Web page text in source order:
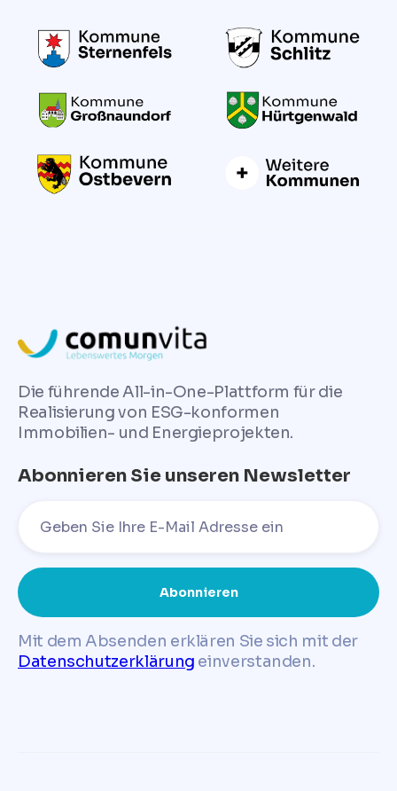
Die führende All-in-One-Plattform für die
Realisierung von ESG-konformen
Immobilien- und Energieprojekten.
Abonnieren Sie unseren Newsletter
Mit dem Absenden erklären Sie sich mit der
Datenschutzerklärung einverstanden.